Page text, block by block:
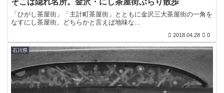
そこは隠れ名所。金沢・にし茶屋街ぶらり散歩
「ひがし茶屋街」「主計町茶屋街」とともに金沢三大茶屋街の一角を
なすにし茶屋街。どちらかと言えば地味な...
2018.04.28 0
石川県